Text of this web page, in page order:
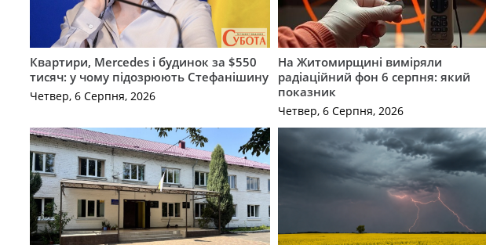
Квартири, Mercedes і будинок за $550
тисяч: у чому підозрюють Стефанішину
Четвер, 6 Серпня, 2026
На Житомирщині виміряли
радіаційний фон 6 серпня: який
показник
Четвер, 6 Серпня, 2026